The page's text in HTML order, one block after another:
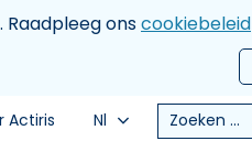
onscookiebeleid
Actiris Nl Zoeken